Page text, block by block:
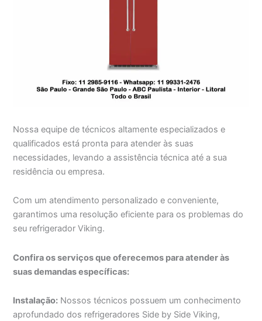
Nossa equipe de técnicos altamente especializados e
qualificados está pronta para atender às suas
necessidades, levando a assistência técnica até a sua
residência ou empresa.
Com um atendimento personalizado e conveniente,
garantimos uma resolução eficiente para os problemas do
seu refrigerador Viking.
Confira os serviços que oferecemos para atender às
suas demandas específicas:
Instalação: Nossos técnicos possuem um conhecimento
aprofundado dos refrigeradores Side by Side Viking,